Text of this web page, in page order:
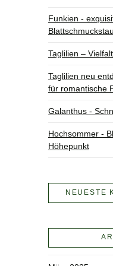
Funkien -
Taglilien – Vielfalt
Taglilien neu
für romantische
Galanthus -
Hochsommer -
Höhepunkt
NEUESTE